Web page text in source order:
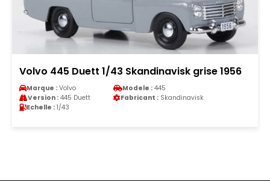
Volvo 445 Duett 1/43 Skandinavisk grise 1956
Marque : Volvo Modele : 445
Version : 445 Duett Fabricant : Skandinavisk
Echelle : 1/43